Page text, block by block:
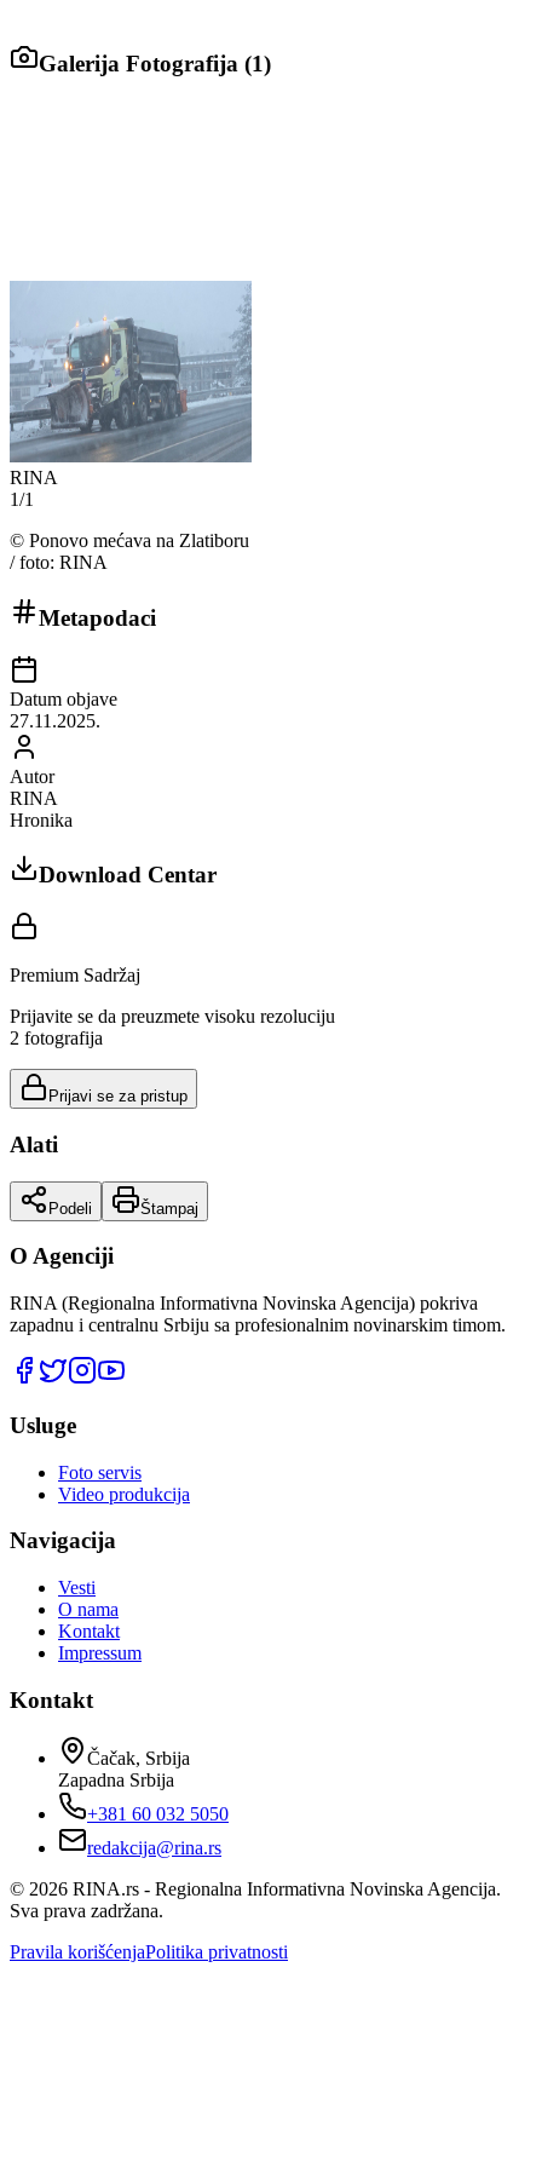
Galerija Fotografija (1)
RINA
1/1
© Ponovo mećava na Zlatiboru
/ foto: RINA
Metapodaci
Datum objave
27.11.2025.
Autor
RINA
Hronika
Download Centar
Premium Sadržaj
Prijavite se da preuzmete visoku rezoluciju
2 fotografija
Prijavi se za pristup
Alati
Podeli Štampaj
O Agenciji
RINA (Regionalna Informativna Novinska Agencija) pokriva
zapadnu i centralnu Srbiju sa profesionalnim novinarskim timom.
Usluge
Foto servis
Video produkcija
Navigacija
Vesti
O nama
Kontakt
Impressum
Kontakt
Čačak, Srbija
Zapadna Srbija
+381 60 032 5050
redakcija@rina.rs
© 2026 RINA.rs - Regionalna Informativna Novinska Agencija.
Sva prava zadržana.
Pravila korišćenjaPolitika privatnosti